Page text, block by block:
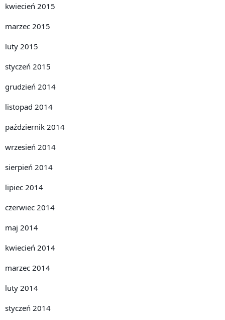
kwiecień 2015
marzec 2015
luty 2015
styczeń 2015
grudzień 2014
listopad 2014
październik 2014
wrzesień 2014
sierpień 2014
lipiec 2014
czerwiec 2014
maj 2014
kwiecień 2014
marzec 2014
luty 2014
styczeń 2014